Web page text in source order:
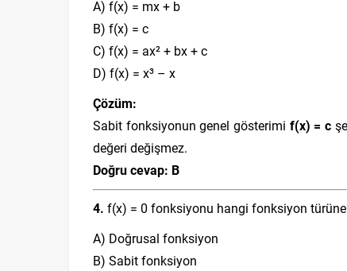
A) f(x) = mx + b
B) f(x) = c
C) f(x) = ax² + bx + c
D) f(x) = x³ – x
Çözüm:
Sabit fonksiyonun genel gösterimi f(x) = c
değeri değişmez.
Doğru cevap: B
4. f(x) = 0 fonksiyonu hangi fonksiyon
A) Doğrusal fonksiyon
B) Sabit fonksiyon